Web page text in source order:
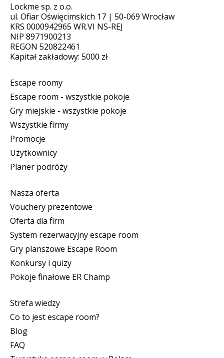
Lockme sp. z o.o.
ul. Ofiar Oświęcimskich 17 | 50-069 Wrocław
KRS 0000942965 WR.VI NS-REJ
NIP 8971900213
REGON 520822461
Kapitał zakładowy: 5000 zł
Escape roomy
Escape room - wszystkie pokoje
Gry miejskie - wszystkie pokoje
Wszystkie firmy
Promocje
Użytkownicy
Planer podróży
Nasza oferta
Vouchery prezentowe
Oferta dla firm
System rezerwacyjny escape room
Gry planszowe Escape Room
Konkursy i quizy
Pokoje finałowe ER Champ
Strefa wiedzy
Co to jest escape room?
Blog
FAQ